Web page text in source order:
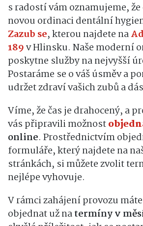
s radostí vám oznamujeme,
novou ordinaci dentální
Zazub se, kterou najdete na
189v Hlinsku. Naše moderní
poskytne služby na nejvyšší
Postaráme se o váš úsměv a
udržet zdraví vašich zubů a
Víme, že čas je drahocený, a
vás připravili možnost
online. Prostřednictvím
formuláře, který najdete na
stránkách, si můžete zvolit
nejlépe vyhovuje.
V rámci zahájení provozu
objednat už natermíny v